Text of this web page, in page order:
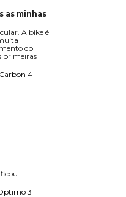
as minhas
A bike é
do
primeiras
4
3